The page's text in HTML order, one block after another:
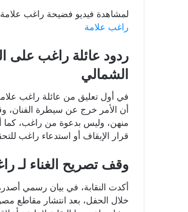
لمشاهدة فيديو فضيحة راغب
راغب علامة
ردود عائلة راغب على
الشمالي
في أول تعليق من عائلة راغب
أن الأمر خرج عن سيطرة الفنان،
منهن، وليس بدعوة من راغب، كما
قرار الإيقاف أو استدعاء راغب
وقف تصريح الغناء لـ
أكدت النقابة، في بيان رسمي
خلال الحفل، بعد انتشار مقاطع